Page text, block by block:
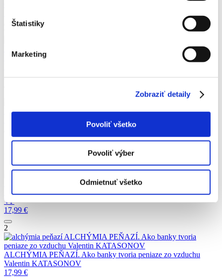
Štatistiky
Marketing
Zobraziť detaily
Povoliť všetko
Povoliť výber
Odmietnuť všetko
REVOLUCIONÁR JEDNEJ SLAMKY. Filozofia a dielo
10,99€
Koniec sveta je iba začiatok Peter Zeihan
Najpredávanejšie z ponuky
Pracovný kolektív VP
EKONOMIKA INOVAČNÉHO ROZVOJA Pracovný kolektív
VP
17,99 €
2
ALCHÝMIA PEŇAZÍ. Ako banky tvoria
peniaze zo vzduchu Valentin KATASONOV
ALCHÝMIA PEŇAZÍ. Ako banky tvoria peniaze zo vzduchu
Valentin KATASONOV
17,99 €